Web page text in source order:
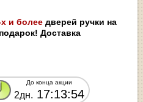
х и более дверей ручки на
Доставка
До конца акции
2дн. 17:13:54